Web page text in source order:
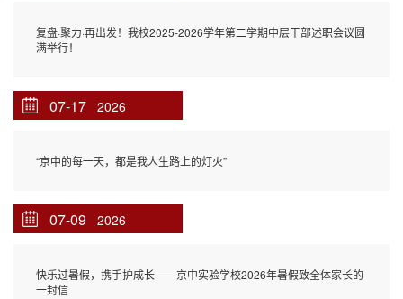
复盘·聚力·再出发！我校2025-2026学年第二学期中层干部述职会议圆
满举行！
07-17 2026
“京中的每一天，都是我人生路上的灯火”
07-09 2026
快乐过暑假，携手护成长——京中实验学校2026年暑假致全体家长的
一封信